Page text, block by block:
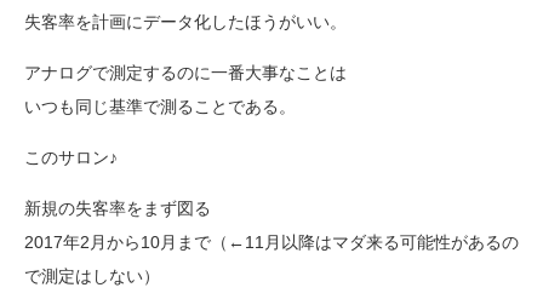
失客率を計画にデータ化したほうがいい。
アナログで測定するのに一番大事なことは
いつも同じ基準で測ることである。
このサロン♪
新規の失客率をまず図る
2017年2月から10月まで（←11月以降はマダ来る可能性があるの
で測定はしない）